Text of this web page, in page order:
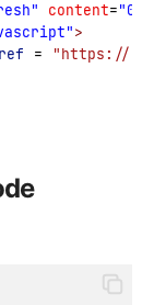
content="0;
>
=
"https://